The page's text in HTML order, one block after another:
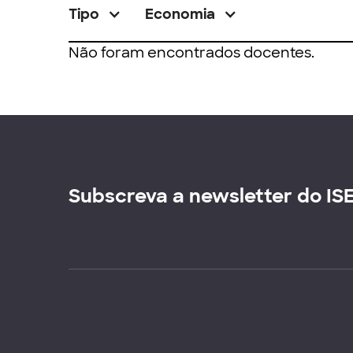
Tipo Economia
Não foram encontrados docentes.
Subscreva a newsletter do